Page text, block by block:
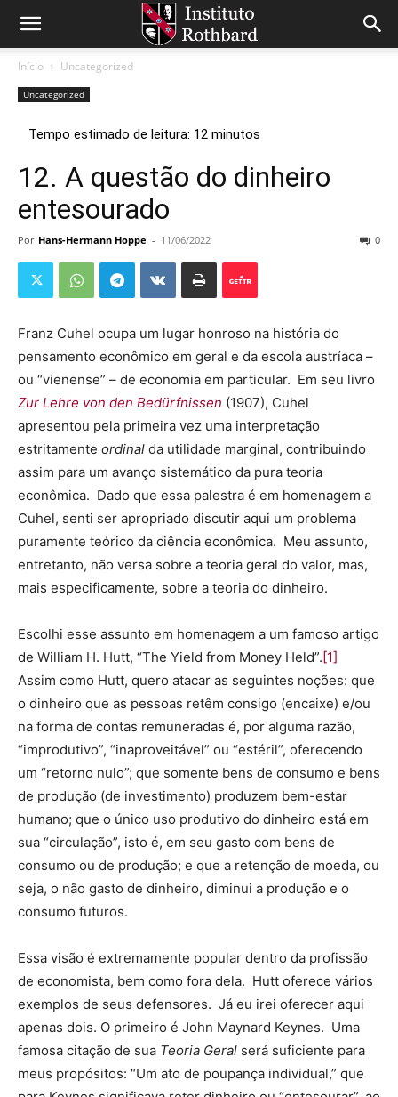
Início Uncategorized
Uncategorized
12. A questão do dinheiro
entesourado
Por Hans-Hermann Hoppe - 11/06/2022 0
Franz Cuhel ocupa um lugar honroso na história do
pensamento econômico em geral e da escola austríaca –
ou “vienense” – de economia em particular. Em seu livro
Zur Lehre von den Bedürfnissen (1907), Cuhel
apresentou pela primeira vez uma interpretação
estritamente ordinal da utilidade marginal, contribuindo
assim para um avanço sistemático da pura teoria
econômica. Dado que essa palestra é em homenagem a
Cuhel, senti ser apropriado discutir aqui um problema
puramente teórico da ciência econômica. Meu assunto,
entretanto, não versa sobre a teoria geral do valor, mas,
mais especificamente, sobre a teoria do dinheiro.
Escolhi esse assunto em homenagem a um famoso artigo
de William H. Hutt, “The Yield from Money Held”.[1]
Assim como Hutt, quero atacar as seguintes noções: que
o dinheiro que as pessoas retêm consigo (encaixe) e/ou
na forma de contas remuneradas é, por alguma razão,
“improdutivo”, “inaproveitável” ou “estéril”, oferecendo
um “retorno nulo”; que somente bens de consumo e bens
de produção (de investimento) produzem bem-estar
humano; que o único uso produtivo do dinheiro está em
sua “circulação”, isto é, em seu gasto com bens de
consumo ou de produção; e que a retenção de moeda, ou
seja, o não gasto de dinheiro, diminui a produção e o
consumo futuros.
Essa visão é extremamente popular dentro da profissão
de economista, bem como fora dela. Hutt oferece vários
exemplos de seus defensores. Já eu irei oferecer aqui
apenas dois. O primeiro é John Maynard Keynes. Uma
famosa citação de sua Teoria Geral será suficiente para
meus propósitos: “Um ato de poupança individual,” que